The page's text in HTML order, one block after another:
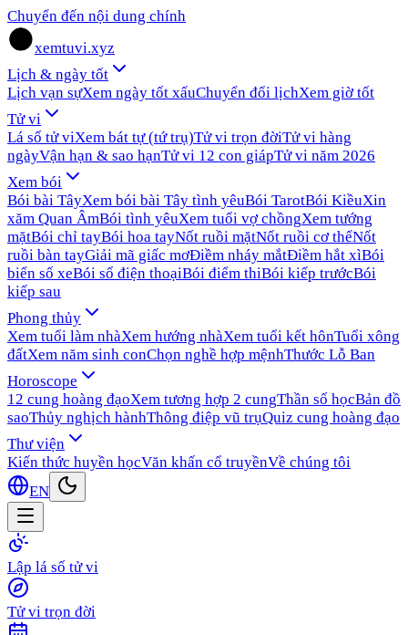
Chuyển đến nội dung chính
xemtuvi.xyz
Lịch & ngày tốt
Lịch vạn sựXem ngày tốt xấuChuyển đổi lịchXem giờ tốt
Tử vi
Lá số tử viXem bát tự (tứ trụ)Tử vi trọn đờiTử vi hàng
ngàyVận hạn & sao hạnTử vi 12 con giápTử vi năm 2026
Xem bói
Bói bài TâyXem bói bài Tây tình yêuBói TarotBói KiềuXin
xăm Quan ÂmBói tình yêuXem tuổi vợ chồngXem tướng
mặtBói chỉ tayBói hoa tayNốt ruồi mặtNốt ruồi cơ thểNốt
ruồi bàn tayGiải mã giấc mơĐiềm nháy mắtĐiềm hắt xìBói
biển số xeBói số điện thoạiBói điểm thiBói kiếp trướcBói
kiếp sau
Phong thủy
Xem tuổi làm nhàXem hướng nhàXem tuổi kết hônTuổi xông
đấtXem năm sinh conChọn nghề hợp mệnhThước Lỗ Ban
Horoscope
12 cung hoàng đạoXem tương hợp 2 cungThần số họcBản đồ
saoThủy nghịch hànhThông điệp vũ trụQuiz cung hoàng đạo
Thư viện
Kiến thức huyền họcVăn khấn cổ truyềnVề chúng tôi
EN
Lập lá số tử vi
Tử vi trọn đời